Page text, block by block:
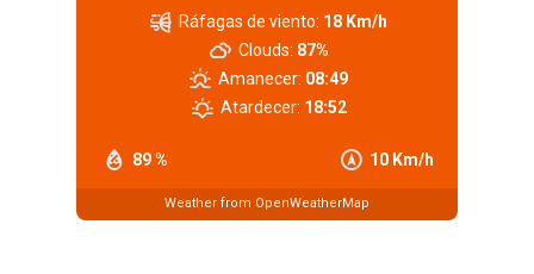
89 % 10 Km/h
Ráfagas de viento: 18 Km/h
Clouds: 87%
Amanecer: 08:49
Atardecer: 18:52
Weather from OpenWeatherMap